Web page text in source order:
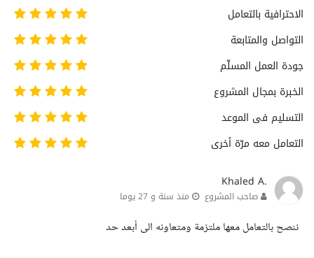
الاحترافية بالتعامل
التواصل والمتابعة
جودة العمل المسلّم
الخبرة بمجال المشروع
التسليم فى الموعد
التعامل معه مرّة أخرى
Khaled A.
صاحب المشروع منذ سنة و 27 يوما
ننصح بالتعامل معها ملتزمة ومتعاونه الى أبعد حد